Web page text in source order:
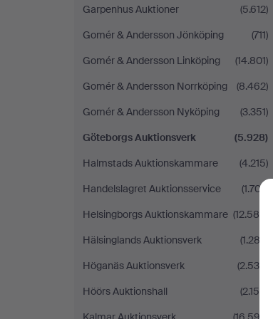
Garpenhus Auktioner
(5.612)
Gomér & Andersson Jönköping
(711)
Gomér & Andersson Linköping
(14.801)
Gomér & Andersson Norrköping
(8.462)
Gomér & Andersson Nyköping
(3.351)
Göteborgs Auktionsverk
(5.928)
Halmstads Auktionskammare
(4.215)
Handelslagret Auktionsservice
(1.707)
Helsingborgs Auktionskammare (12.586)
Hälsinglands Auktionsverk
(1.282)
Höganäs Auktionsverk
(2.538)
Höörs Auktionshall
(2.159)